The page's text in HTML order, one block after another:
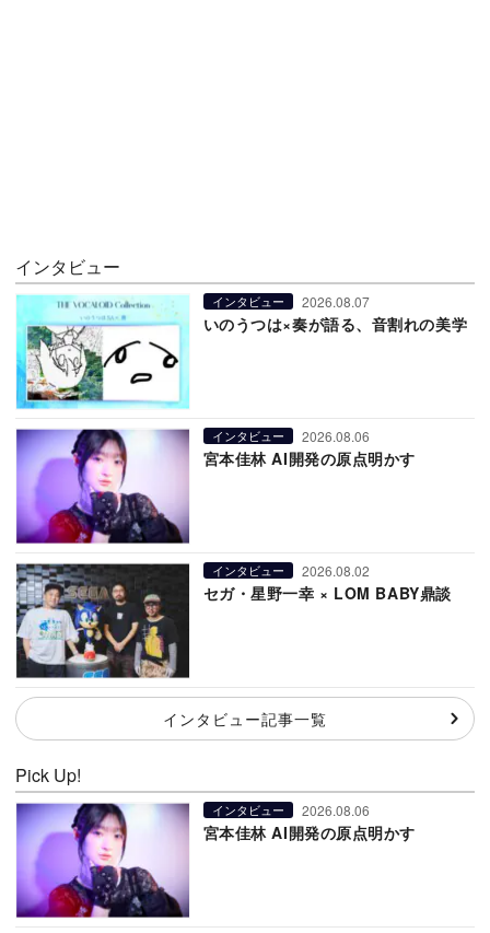
インタビュー
インタビュー 2026.08.07
いのうつは×奏が語る、音割れの美学
インタビュー 2026.08.06
宮本佳林 AI開発の原点明かす
インタビュー 2026.08.02
セガ・星野一幸 × LOM BABY鼎談
インタビュー記事一覧
Pick Up!
インタビュー 2026.08.06
宮本佳林 AI開発の原点明かす